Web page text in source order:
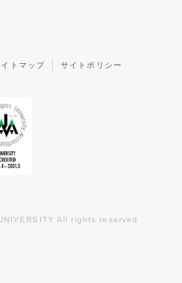
トマップ サイトポリシー
All rights reserved